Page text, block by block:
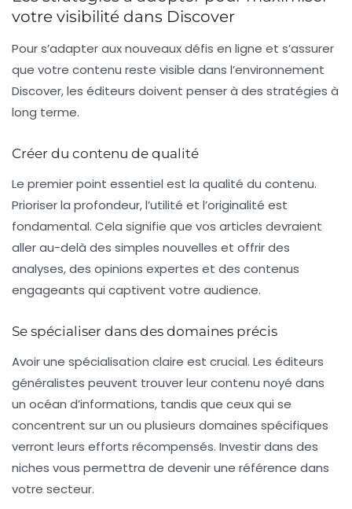
votre visibilité dans Discover
Pour s’adapter aux nouveaux défis en ligne et s’assurer
que votre contenu reste visible dans l’environnement
Discover, les éditeurs doivent penser à des stratégies à
long terme.
Créer du contenu de qualité
Le premier point essentiel est la qualité du contenu.
Prioriser la profondeur, l’utilité et l’originalité est
fondamental. Cela signifie que vos articles devraient
aller au-delà des simples nouvelles et offrir des
analyses, des opinions expertes et des contenus
engageants qui captivent votre audience.
Se spécialiser dans des domaines précis
Avoir une spécialisation claire est crucial. Les éditeurs
généralistes peuvent trouver leur contenu noyé dans
un océan d’informations, tandis que ceux qui se
concentrent sur un ou plusieurs domaines spécifiques
verront leurs efforts récompensés. Investir dans des
niches vous permettra de devenir une référence dans
votre secteur.